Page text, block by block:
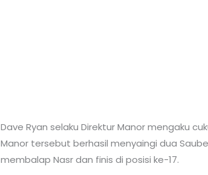
Dave Ryan selaku Direktur Manor mengaku
Manor tersebut berhasil menyaingi dua
membalap Nasr dan finis di posisi ke-17.